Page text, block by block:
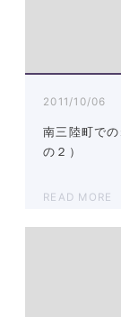
2011/10/06
南三陸町で
の２）
READ MORE